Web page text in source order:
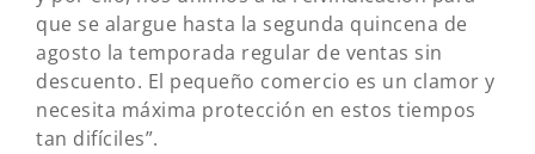
que se alargue hasta la segunda quincena de
agosto la temporada regular de ventas sin
descuento. El pequeño comercio es un clamor y
necesita máxima protección en estos tiempos
tan difíciles”.